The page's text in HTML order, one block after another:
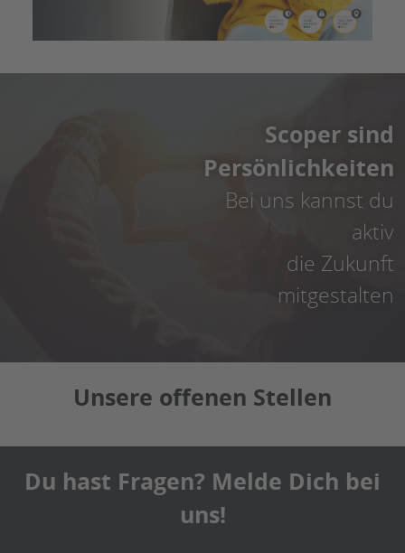
Scoper sind
Persönlichkeiten
Bei uns kannst du
aktiv
die Zukunft
mitgestalten
Unsere offenen Stellen
Du hast Fragen? Melde Dich bei
uns!